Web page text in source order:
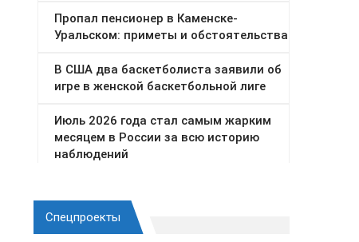
Спецпроекты